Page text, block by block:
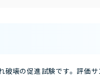
壊の促進試験です。評価